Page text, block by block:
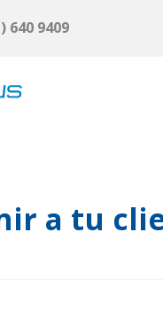
640 9409
a tu